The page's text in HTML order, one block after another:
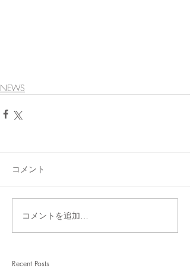
NEWS
コメント
コメントを追加…
Recent Posts